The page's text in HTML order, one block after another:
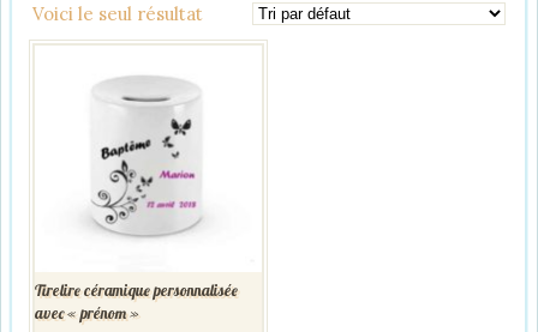
Voici le seul résultat
Tirelire céramique personnalisée
avec « prénom »